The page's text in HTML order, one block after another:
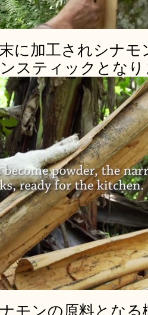
に加工されシナ
スティックとな
モンの原料とな